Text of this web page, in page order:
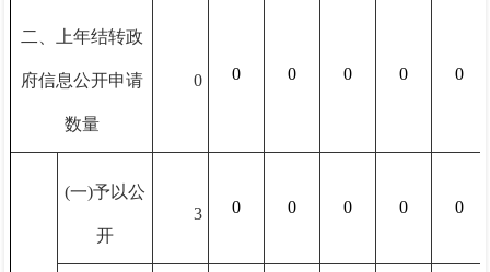
二、上年结转政
府信息公开申请
数量
0 0 0 0 0 0
(一)予以公
开
3 0 0 0 0 0